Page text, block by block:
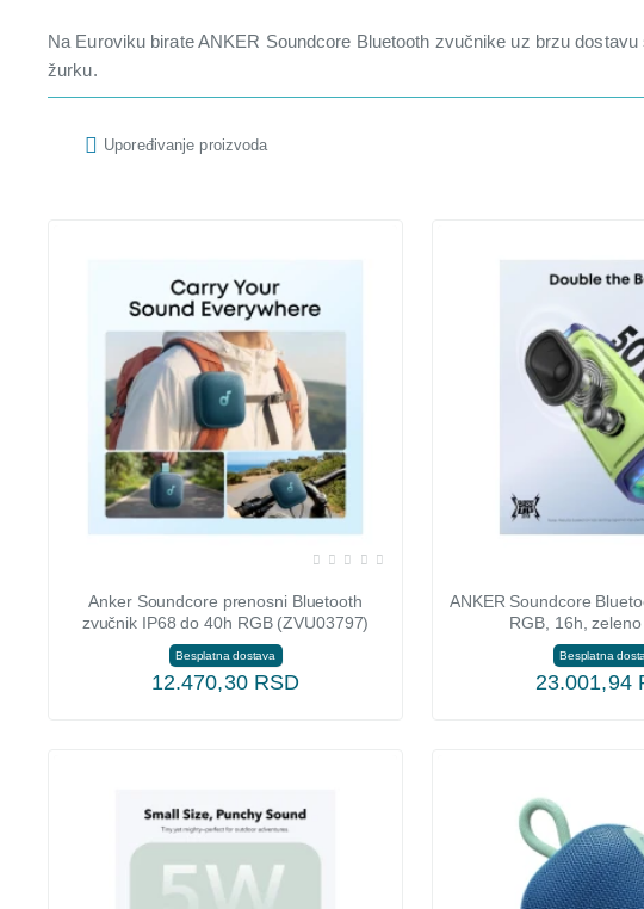
Na Euroviku birate ANKER Soundcore Bluetooth zvučnike uz brzu
žurku.
Upoređivanje proizvoda
Anker Soundcore prenosni Bluetooth
zvučnik IP68 do 40h RGB (ZVU03797)
Besplatna dostava
12.470,30 RSD
ANKER Soundcore
RGB, 16h,
Besplatna
23.001,94